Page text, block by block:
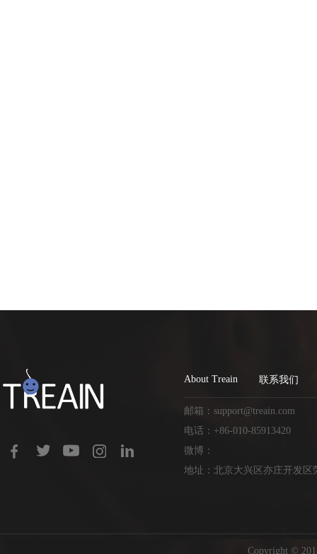
About Treain 联系我们
邮箱：support@treain.com
电话：+86-010-85913420
微博：
地址：北京大兴区亦庄开发区
Copyright ©